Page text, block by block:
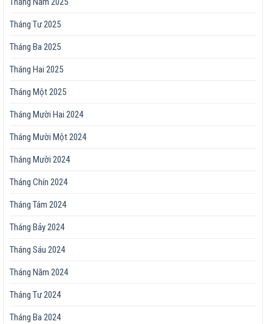
Tháng Tư 2025
Tháng Ba 2025
Tháng Hai 2025
Tháng Một 2025
Tháng Mười Hai 2024
Tháng Mười Một 2024
Tháng Mười 2024
Tháng Chín 2024
Tháng Tám 2024
Tháng Bảy 2024
Tháng Sáu 2024
Tháng Năm 2024
Tháng Tư 2024
Tháng Ba 2024